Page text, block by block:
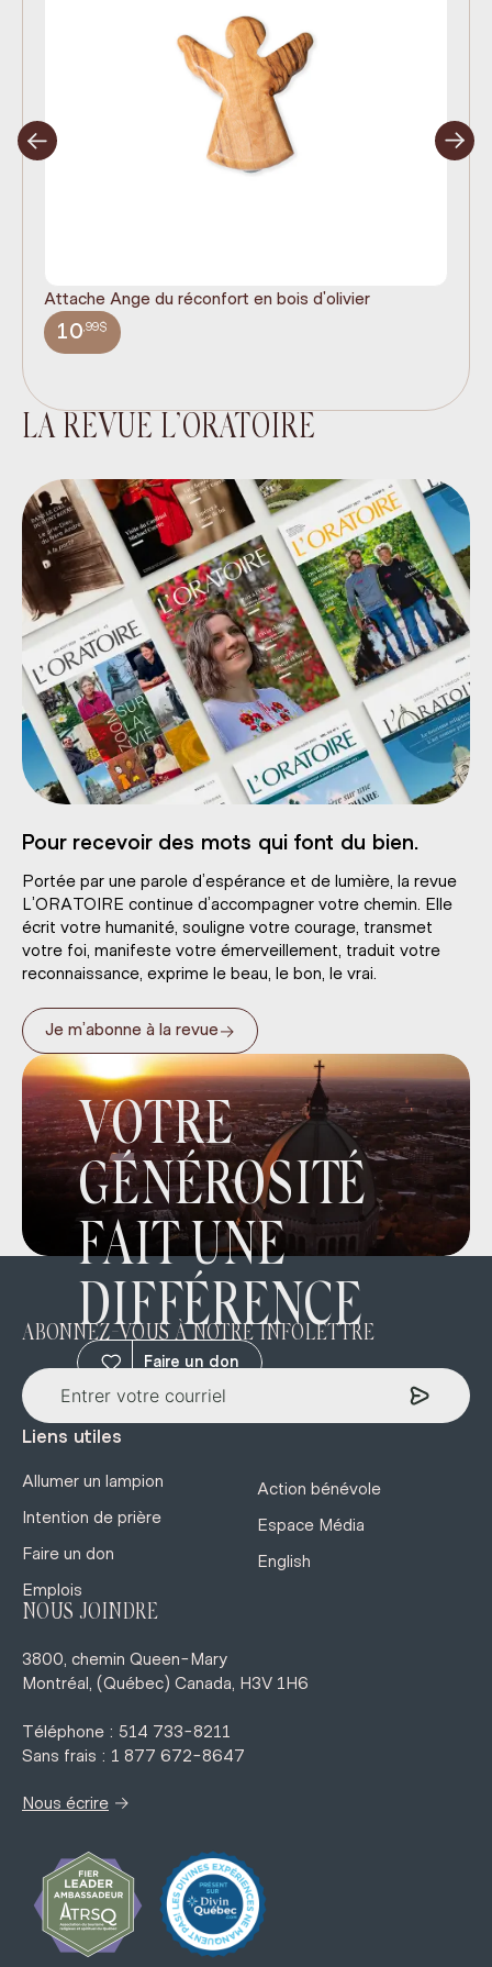
Attache Ange du réconfort en bois d'olivier
10,99$
LA REVUE L’ORATOIRE
Pour recevoir des mots qui font du bien.
Portée par une parole d’espérance et de lumière, la revue
L’ORATOIRE continue d’accompagner votre chemin. Elle
écrit votre humanité, souligne votre courage, transmet
votre foi, manifeste votre émerveillement, traduit votre
reconnaissance, exprime le beau, le bon, le vrai.
Je m’abonne à la revue→
VOTRE
GÉNÉROSITÉ
FAIT UNE
DIFFÉRENCE
Faire un don
ABONNEZ-VOUS À NOTRE INFOLETTRE
Liens utiles
Allumer un lampion
Intention de prière
Faire un don
Emplois
Action bénévole
Espace Média
English
NOUS JOINDRE
3800, chemin Queen-Mary
Montréal, (Québec) Canada, H3V 1H6
Téléphone : 514 733-8211
Sans frais : 1 877 672-8647
Nous écrire →